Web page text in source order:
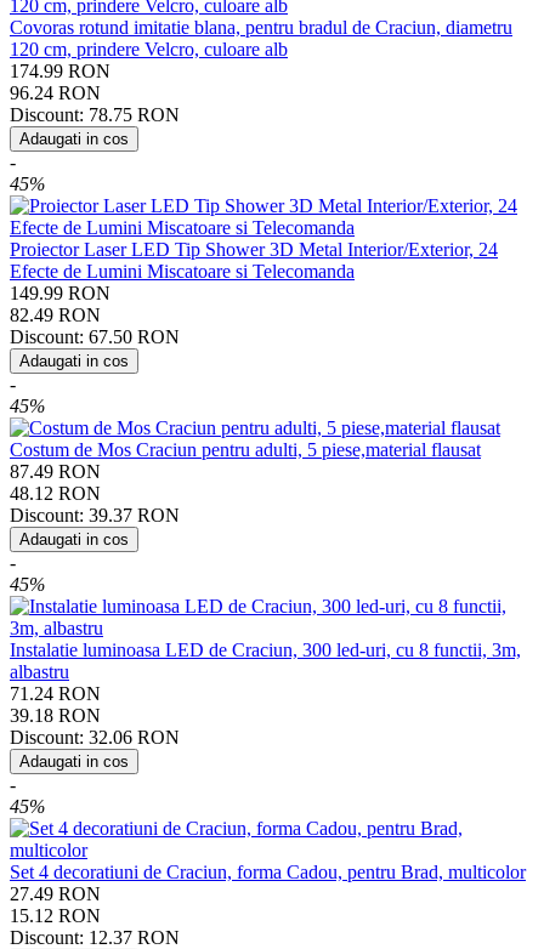
Covoras rotund imitatie blana, pentru bradul de Craciun, diametru
120 cm, prindere Velcro, culoare alb
174.99 RON
96.24 RON
Discount: 78.75 RON
Adaugati in cos
-
45%
Proiector Laser LED Tip Shower 3D Metal Interior/Exterior, 24
Efecte de Lumini Miscatoare si Telecomanda
149.99 RON
82.49 RON
Discount: 67.50 RON
Adaugati in cos
-
45%
Costum de Mos Craciun pentru adulti, 5 piese,material flausat
87.49 RON
48.12 RON
Discount: 39.37 RON
Adaugati in cos
-
45%
Instalatie luminoasa LED de Craciun, 300 led-uri, cu 8 functii, 3m,
albastru
71.24 RON
39.18 RON
Discount: 32.06 RON
Adaugati in cos
-
45%
Set 4 decoratiuni de Craciun, forma Cadou, pentru Brad, multicolor
27.49 RON
15.12 RON
Discount: 12.37 RON